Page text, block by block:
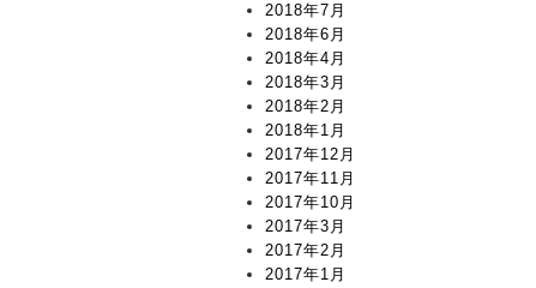
2018年7月
2018年6月
2018年4月
2018年3月
2018年2月
2018年1月
2017年12月
2017年11月
2017年10月
2017年3月
2017年2月
2017年1月